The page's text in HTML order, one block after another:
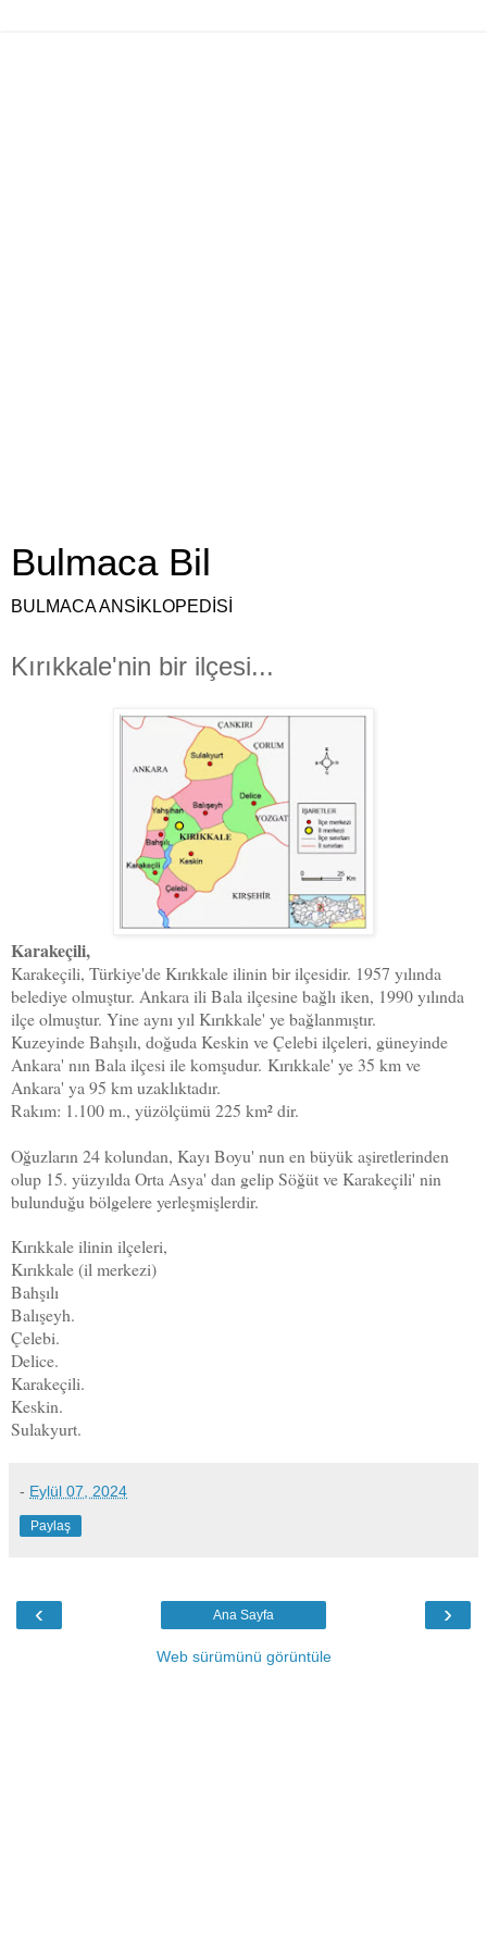
Bulmaca Bil
BULMACA ANSİKLOPEDİSİ
Kırıkkale'nin bir ilçesi...
Karakeçili,
Karakeçili, Türkiye'de Kırıkkale ilinin bir ilçesidir. 1957 yılında
belediye olmuştur. Ankara ili Bala ilçesine bağlı iken, 1990 yılında
ilçe olmuştur. Yine aynı yıl Kırıkkale' ye bağlanmıştır.
Kuzeyinde Bahşılı, doğuda Keskin ve Çelebi ilçeleri, güneyinde
Ankara' nın Bala ilçesi ile komşudur. Kırıkkale' ye 35 km ve
Ankara' ya 95 km uzaklıktadır.
Rakım: 1.100 m., yüzölçümü 225 km² dir.
Oğuzların 24 kolundan, Kayı Boyu' nun en büyük aşiretlerinden
olup 15. yüzyılda Orta Asya' dan gelip Söğüt ve Karakeçili' nin
bulunduğu bölgelere yerleşmişlerdir.
Kırıkkale ilinin ilçeleri,
Kırıkkale (il merkezi)
Bahşılı
Balışeyh.
Çelebi.
Delice.
Karakeçili.
Keskin.
Sulakyurt.
- Eylül 07, 2024
Paylaş
‹ ›
Ana Sayfa
Web sürümünü görüntüle